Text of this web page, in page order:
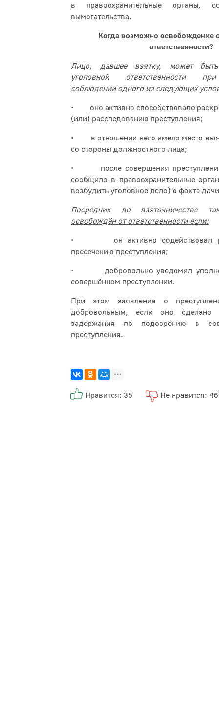
в правоохранительные органы,
вымогательства.
Когда возможно освобождение
ответственности?
Лицо, давшее взятку, может
уголовной ответственности
соблюдении одного из следующих
• оно активно способствовало
(или) расследованию преступления;
• в отношении него имело место
со стороны должностного лица;
• после совершения
сообщило в правоохранительные
возбудить уголовное дело) о факте
Посредник во взяточничестве
освобождён от ответственности если:
• он активно содействовал
пресечению преступления;
• добровольно уведомил
совершённом преступлении.
При этом заявление о
добровольным, если оно
задержания по подозрению в
преступления.
Нравится: 35 Не нравится: 46